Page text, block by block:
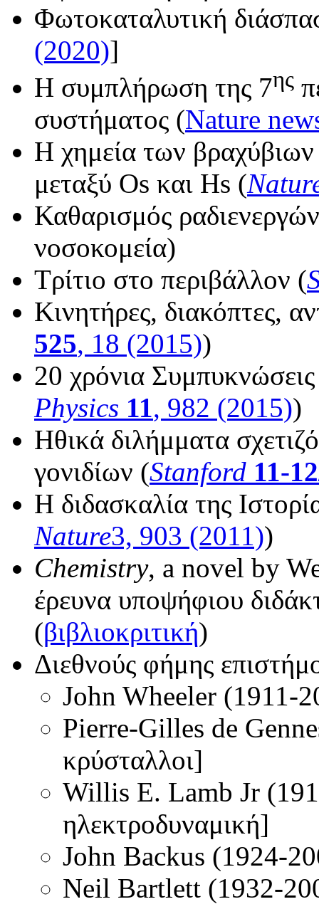
Φωτοκαταλυτική
(2020)]
Η συμπλήρωση της 7ης
συστήματος (Nature
Η χημεία των βραχύβιων
μεταξύ Os και Hs (
Καθαρισμός
νοσοκομεία)
Τρίτιο στο περιβάλλον (
Κινητήρες, διακόπτες,
525, 18 (2015))
20 χρόνια
Physics 11, 982 (2015))
Ηθικά διλήμματα
γονιδίων (Stanford 11-
Η διδασκαλία της
Nature3, 903 (2011))
Chemistry, a novel by
έρευνα υποψήφιου
(βιβλιοκριτική)
Διεθνούς φήμης
John Wheeler (1911-
Pierre-Gilles de
κρύσταλλοι]
Willis E. Lamb Jr
ηλεκτροδυναμική]
John Backus (1924-
Neil Bartlett (1932-